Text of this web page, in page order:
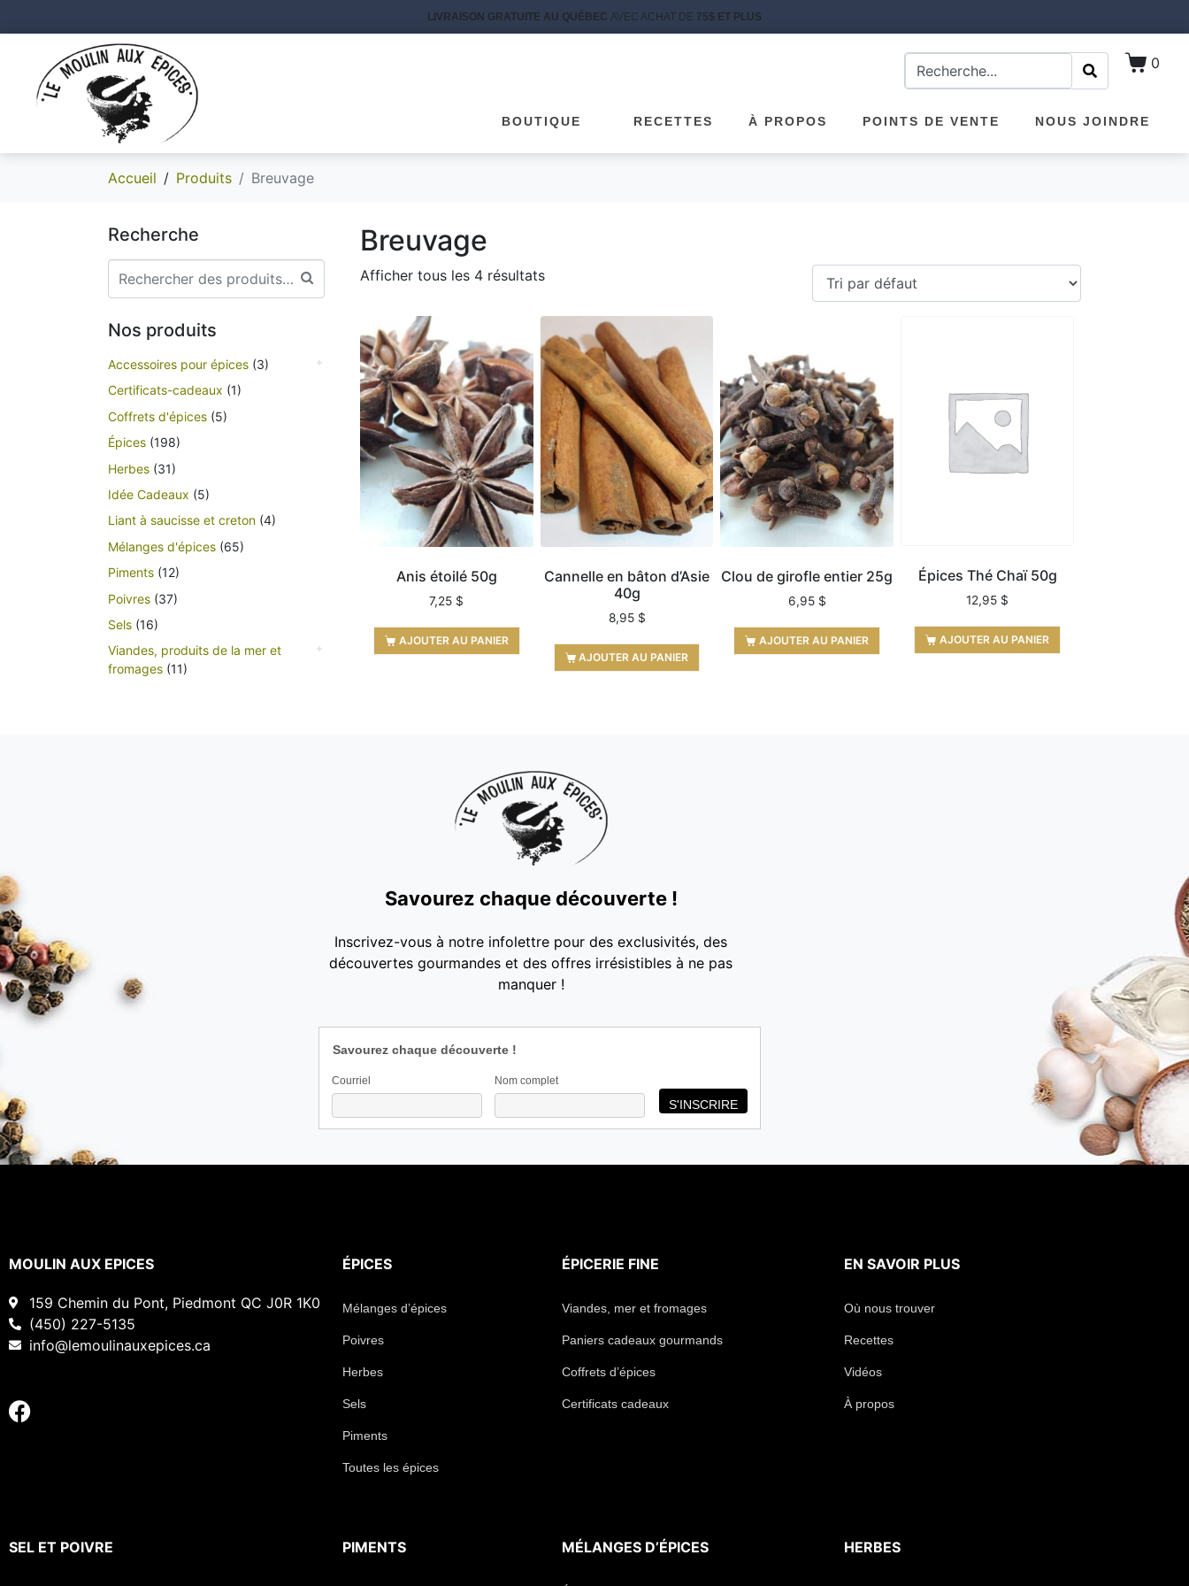
LIVRAISON GRATUITE AU QUÉBEC AVEC ACHAT DE 75$ ET PLUS
0
BOUTIQUE RECETTES À PROPOS POINTS DE VENTE NOUS JOINDRE
Accueil Produits Breuvage
Breuvage
Afficher tous les 4 résultats
Anis étoilé 50g
7,25 $
AJOUTER AU PANIER
Cannelle en bâton d’Asie
40g
8,95 $
AJOUTER AU PANIER
Clou de girofle entier 25g
6,95 $
AJOUTER AU PANIER
Épices Thé Chaï 50g
12,95 $
AJOUTER AU PANIER
Recherche
Nos produits
Accessoires pour épices (3)
Certificats-cadeaux (1)
Coffrets d'épices (5)
Épices (198)
Herbes (31)
Idée Cadeaux (5)
Liant à saucisse et creton (4)
Mélanges d'épices (65)
Piments (12)
Poivres (37)
Sels (16)
Viandes, produits de la mer et
fromages (11)
Savourez chaque découverte !
Inscrivez-vous à notre infolettre pour des exclusivités, des
découvertes gourmandes et des offres irrésistibles à ne pas
manquer !
Savourez chaque découverte !
Courriel Nom complet
MOULIN AUX EPICES
159 Chemin du Pont, Piedmont QC J0R 1K0
(450) 227-5135
info@lemoulinauxepices.ca
ÉPICES
Mélanges d’épices
Poivres
Herbes
Sels
Piments
Toutes les épices
ÉPICERIE FINE
Viandes, mer et fromages
Paniers cadeaux gourmands
Coffrets d’épices
Certificats cadeaux
EN SAVOIR PLUS
Où nous trouver
Recettes
Vidéos
À propos
SEL ET POIVRE PIMENTS MÉLANGES D’ÉPICES HERBES